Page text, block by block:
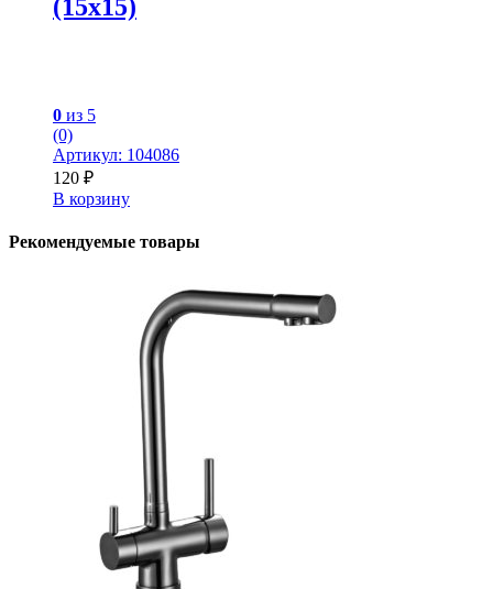
(15х15)
0 из 5
(0)
Артикул: 104086
120 ₽
В корзину
Рекомендуемые товары